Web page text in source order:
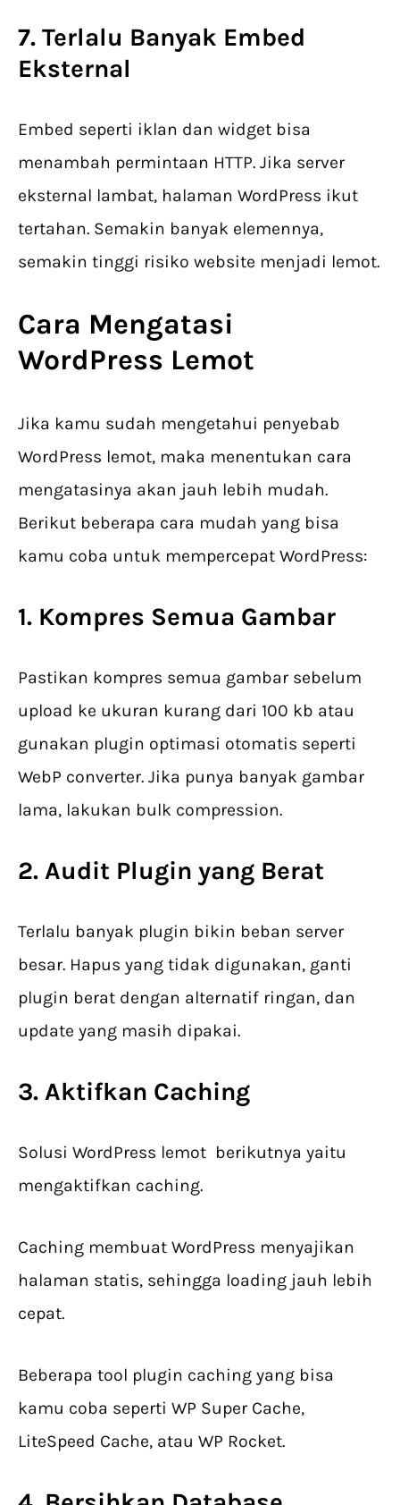
7. Terlalu Banyak Embed
Eksternal
Embed seperti iklan dan widget bisa
menambah permintaan HTTP. Jika server
eksternal lambat, halaman WordPress ikut
tertahan. Semakin banyak elemennya,
semakin tinggi risiko website menjadi lemot.
Cara Mengatasi
WordPress Lemot
Jika kamu sudah mengetahui penyebab
WordPress lemot, maka menentukan cara
mengatasinya akan jauh lebih mudah.
Berikut beberapa cara mudah yang bisa
kamu coba untuk mempercepat WordPress:
1. Kompres Semua Gambar
Pastikan kompres semua gambar sebelum
upload ke ukuran kurang dari 100 kb atau
gunakan plugin optimasi otomatis seperti
WebP converter. Jika punya banyak gambar
lama, lakukan bulk compression.
2. Audit Plugin yang Berat
Terlalu banyak plugin bikin beban server
besar. Hapus yang tidak digunakan, ganti
plugin berat dengan alternatif ringan, dan
update yang masih dipakai.
3. Aktifkan Caching
Solusi WordPress lemot berikutnya yaitu
mengaktifkan caching.
Caching membuat WordPress menyajikan
halaman statis, sehingga loading jauh lebih
cepat.
Beberapa tool plugin caching yang bisa
kamu coba seperti WP Super Cache,
LiteSpeed Cache, atau WP Rocket.